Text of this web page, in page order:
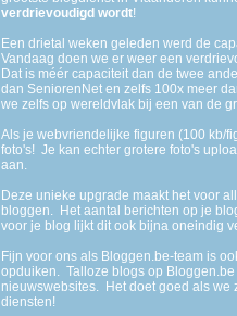
verdrievoudigd wordt!
Een drietal weken geleden werd de
Vandaag doen we er weer een
Dat is méér capaciteit dan de twee
dan SeniorenNet en zelfs 100x meer
we zelfs op wereldvlak bij een van de
Als je webvriendelijke figuren (100 kb/
foto's! Je kan echter grotere foto's
aan.
Deze unieke upgrade maakt het voor
bloggen. Het aantal berichten op je
voor je blog lijkt dit ook bijna oneindig
Fijn voor ons als Bloggen.be-team is
opduiken. Talloze blogs op
nieuwswebsites. Het doet goed als we
diensten!